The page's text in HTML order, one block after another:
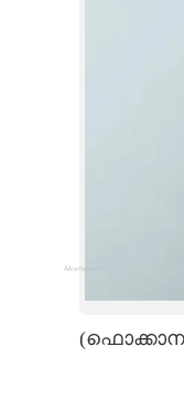
Advertisement